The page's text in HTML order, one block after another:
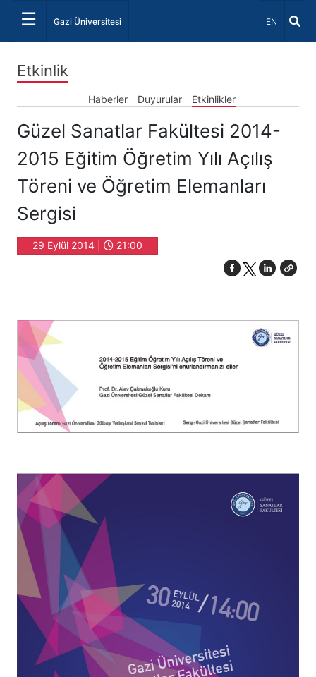
☰ Gazi Üniversitesi Dil Seçiniz
EN
Etkinlik
Haberler Duyurular Etkinlikler
Güzel Sanatlar Fakültesi 2014-
2015 Eğitim Öğretim Yılı Açılış
Töreni ve Öğretim Elemanları
Sergisi
29 Eylül 2014 | 21:00